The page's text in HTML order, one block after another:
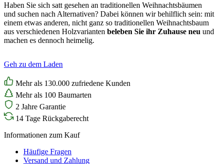
Haben Sie sich satt gesehen an traditionellen Weihnachtsbäumen
und suchen nach Alternativen? Dabei können wir behilflich sein: mit
einem etwas anderen, nicht ganz so traditionellen Weihnachtsbaum
aus verschiedenen Holzvarianten beleben Sie ihr Zuhause neu und
machen es dennoch heimelig.
Geh zu dem Laden
Mehr als 130.000 zufriedene Kunden
Mehr als 100 Baumarten
2 Jahre Garantie
14 Tage Rückgaberecht
Informationen zum Kauf
Häufige Fragen
Versand und Zahlung